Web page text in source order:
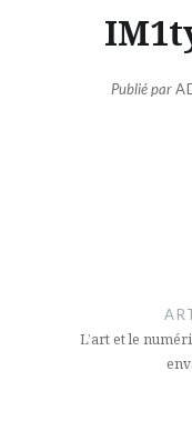
Publié par
l’article
L’art et le